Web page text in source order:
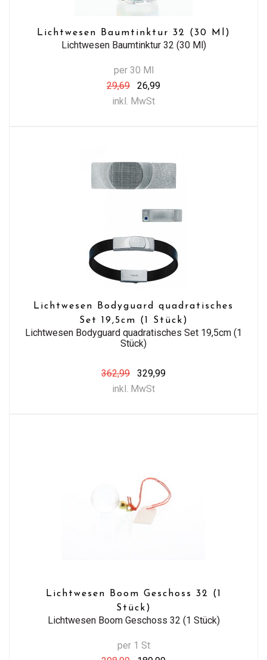
Lichtwesen Baumtinktur 32 (30 Ml)
Lichtwesen Baumtinktur 32 (30 Ml)
per 30 Ml
29,69
26,99
inkl. MwSt
Lichtwesen Bodyguard quadratisches
Set 19,5cm (1 Stück)
Lichtwesen Bodyguard quadratisches Set 19,5cm (1
Stück)
362,99
329,99
inkl. MwSt
Lichtwesen Boom Geschoss 32 (1
Stück)
Lichtwesen Boom Geschoss 32 (1 Stück)
per 1 St